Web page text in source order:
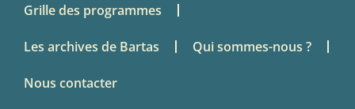
Grille des programmes
Les archives de Bartas Qui sommes-nous ?
Nous contacter